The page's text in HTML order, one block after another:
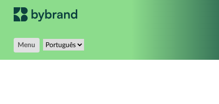
Menu